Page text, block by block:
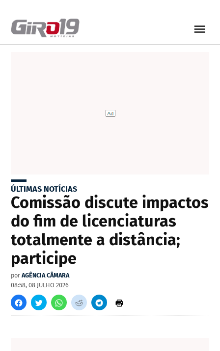
ÚLTIMAS NOTÍCIAS
Comissão discute impactos
do fim de licenciaturas
totalmente a distância;
participe
por AGÊNCIA CÂMARA
08:58, 08 JULHO 2026